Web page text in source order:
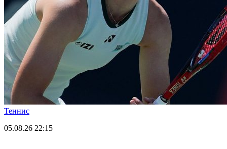
Теннис
05.08.26 22:15